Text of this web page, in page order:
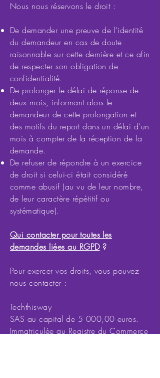
Nous nous réservons le droit :
De demander une preuve de l’identité
du demandeur en cas de doute
raisonnable sur cette dernière et ce afin
de respecter son obligation de
confidentialité.
De prolonger le délai de réponse de
deux mois, informant alors le
demandeur de cette prolongation et
des motifs du report dans un délai d’un
mois à compter de la réception de la
demande.
De refuser de répondre à un exercice
de droit si celui-ci était considéré
comme abusif (au vu de leur nombre,
de leur caractère répétitif ou
systématique).
Qui contacter pour toutes les
demandes liées au RGPD?
Pour exercer vos droits, vous pouvez
nous contacter :
Techthisway
SAS au capital de 5 000,00 euros.
Immatriculée au Registre du Commerce